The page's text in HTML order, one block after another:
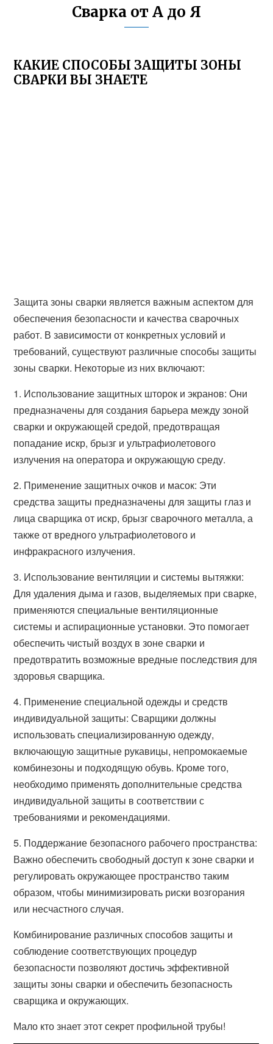
Сварка от А до Я
КАКИЕ СПОСОБЫ ЗАЩИТЫ ЗОНЫ
СВАРКИ ВЫ ЗНАЕТЕ
Защита зоны сварки является важным аспектом для
обеспечения безопасности и качества сварочных
работ. В зависимости от конкретных условий и
требований, существуют различные способы защиты
зоны сварки. Некоторые из них включают:
1. Использование защитных шторок и экранов: Они
предназначены для создания барьера между зоной
сварки и окружающей средой, предотвращая
попадание искр, брызг и ультрафиолетового
излучения на оператора и окружающую среду.
2. Применение защитных очков и масок: Эти
средства защиты предназначены для защиты глаз и
лица сварщика от искр, брызг сварочного металла, а
также от вредного ультрафиолетового и
инфракрасного излучения.
3. Использование вентиляции и системы вытяжки:
Для удаления дыма и газов, выделяемых при сварке,
применяются специальные вентиляционные
системы и аспирационные установки. Это помогает
обеспечить чистый воздух в зоне сварки и
предотвратить возможные вредные последствия для
здоровья сварщика.
4. Применение специальной одежды и средств
индивидуальной защиты: Сварщики должны
использовать специализированную одежду,
включающую защитные рукавицы, непромокаемые
комбинезоны и подходящую обувь. Кроме того,
необходимо применять дополнительные средства
индивидуальной защиты в соответствии с
требованиями и рекомендациями.
5. Поддержание безопасного рабочего пространства:
Важно обеспечить свободный доступ к зоне сварки и
регулировать окружающее пространство таким
образом, чтобы минимизировать риски возгорания
или несчастного случая.
Комбинирование различных способов защиты и
соблюдение соответствующих процедур
безопасности позволяют достичь эффективной
защиты зоны сварки и обеспечить безопасность
сварщика и окружающих.
Мало кто знает этот секрет профильной трубы!